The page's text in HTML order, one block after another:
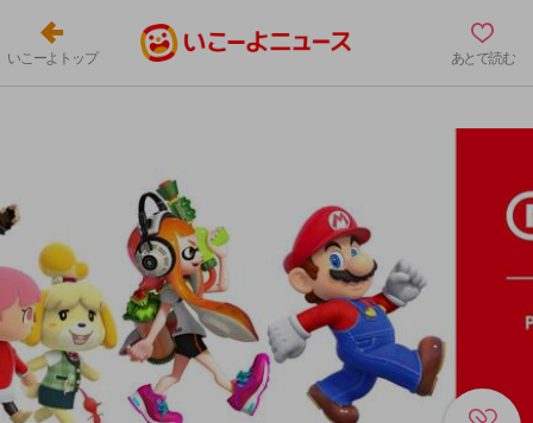
いこーよトップ あとで読む